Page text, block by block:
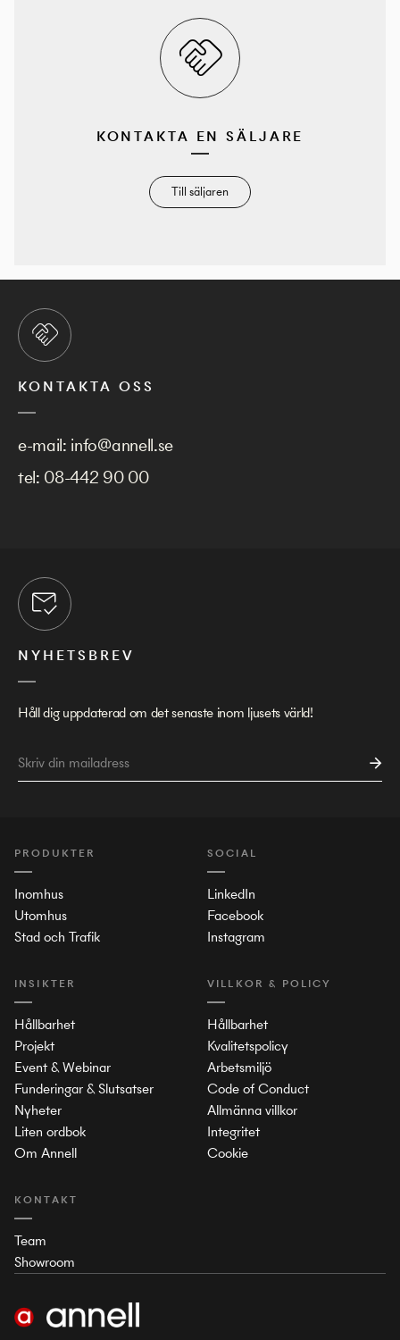
KONTAKTA EN SÄLJARE
Till säljaren
KONTAKTA OSS
e-mail: info@annell.se
tel: 08-442 90 00
NYHETSBREV
Håll dig uppdaterad om det senaste inom ljusets värld!
PRODUKTER
Inomhus
Utomhus
Stad och Trafik
INSIKTER
Hållbarhet
Projekt
Event & Webinar
Funderingar & Slutsatser
Nyheter
Liten ordbok
Om Annell
KONTAKT
Team
Showroom
SOCIAL
LinkedIn
Facebook
Instagram
VILLKOR & POLICY
Hållbarhet
Kvalitetspolicy
Arbetsmiljö
Code of Conduct
Allmänna villkor
Integritet
Cookie